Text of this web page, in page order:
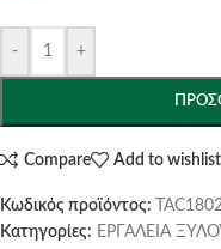
- +
Compare Add to wishlist
Κωδικός προϊόντος:
Κατηγορίες: ΕΡΓΑΛΕΙΑ